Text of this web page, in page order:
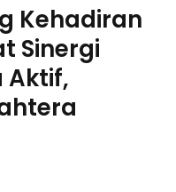
Kehadiran
Sinergi
Aktif,